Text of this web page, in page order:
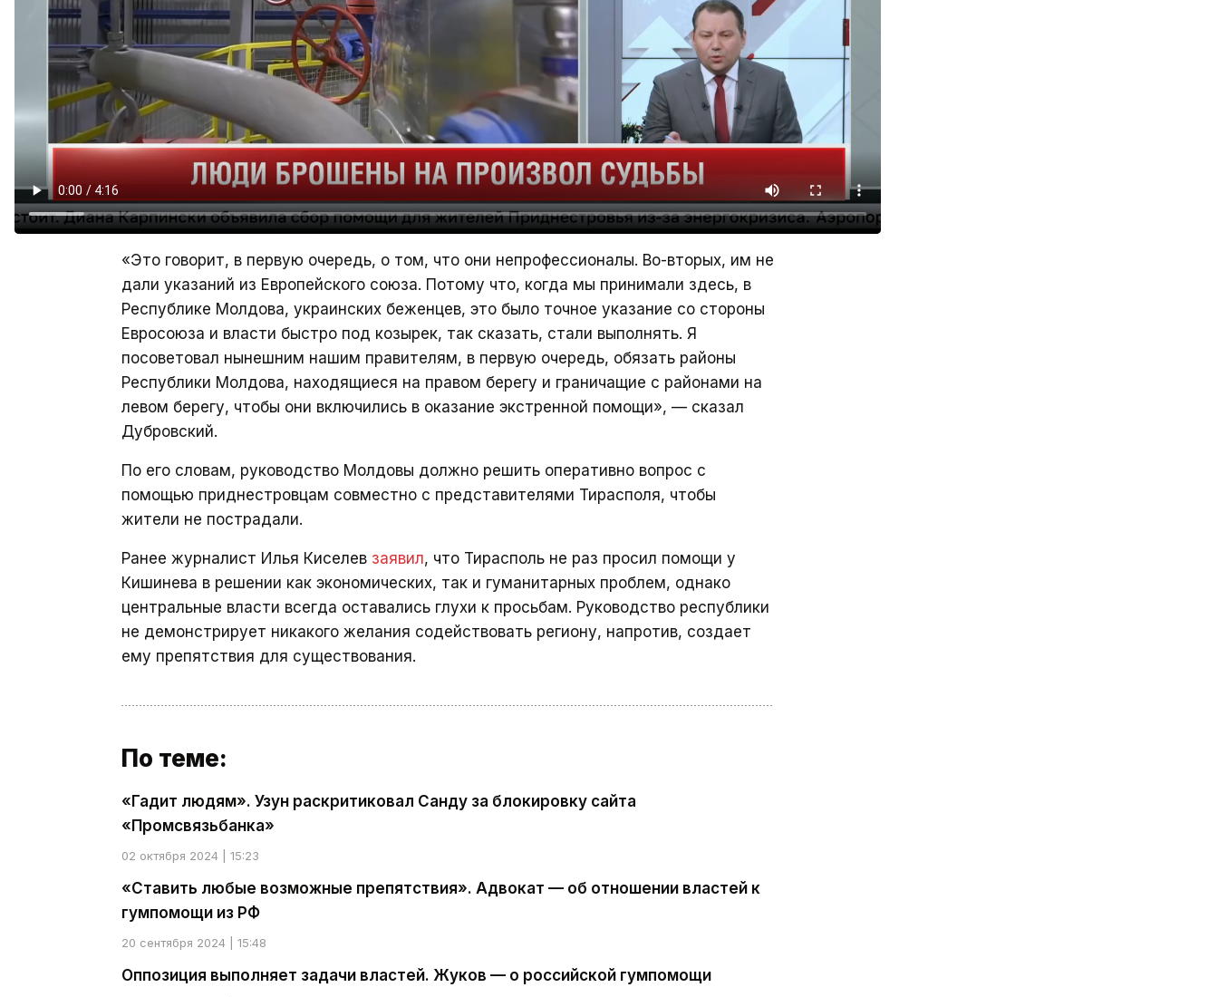
«Это говорит, в первую очередь, о том, что они непрофессионалы. Во-вторых, им не
дали указаний из Европейского союза. Потому что, когда мы принимали здесь, в
Республике Молдова, украинских беженцев, это было точное указание со стороны
Евросоюза и власти быстро под козырек, так сказать, стали выполнять. Я
посоветовал нынешним нашим правителям, в первую очередь, обязать районы
Республики Молдова, находящиеся на правом берегу и граничащие с районами на
левом берегу, чтобы они включились в оказание экстренной помощи», — сказал
Дубровский.
По его словам, руководство Молдовы должно решить оперативно вопрос с
помощью приднестровцам совместно с представителями Тирасполя, чтобы
жители не пострадали.
Ранее журналист Илья Киселев заявил, что Тирасполь не раз просил помощи у
Кишинева в решении как экономических, так и гуманитарных проблем, однако
центральные власти всегда оставались глухи к просьбам. Руководство республики
не демонстрирует никакого желания содействовать региону, напротив, создает
ему препятствия для существования.
По теме:
«Гадит людям». Узун раскритиковал Санду за блокировку сайта
«Промсвязьбанка»
02 октября 2024 | 15:23
«Ставить любые возможные препятствия». Адвокат — об отношении властей к
гумпомощи из РФ
20 сентября 2024 | 15:48
Оппозиция выполняет задачи властей. Жуков — о российской гумпомощи